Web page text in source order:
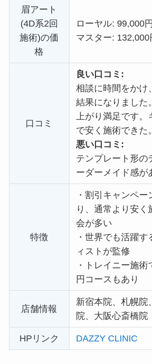
眉アート
(4D系2回
施術)の価
格
ローヤル: 99,000円
マスター: 132,000
口コミ
良い口コミ:
相談に時間をかけ
結果になりました
上がり満足です。
で安く施術できた。
悪い口コミ:
テンプレート形の
ーダーメイド感が
特徴
・割引キャンペー
り、通常より安く
会が多い
・世界でも活躍す
ィストが監修
・
トレイニー施
円コースもあり
店舗情報
新宿本院、札幌院
院、大阪心斎橋院
HPリンク DAZZY CLINIC